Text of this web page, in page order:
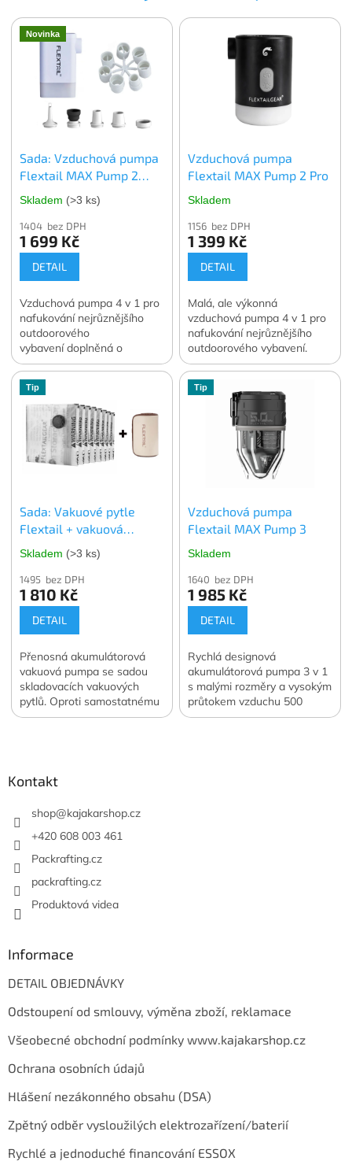
Novinka
Sada: Vzduchová pumpa
Flextail MAX Pump 2
Plus + univerzální
redukce s příčkou
Skladem (>3 ks)
1404 bez DPH
1 699 Kč
DETAIL
Vzduchová pumpa 4 v 1 pro
nafukování nejrůznějšího
outdoorového
vybavení doplněná o
univerzální redukci s příčkou
pro packrafty ROBfin ale i
jiné lodě s Push-Push
ventilem. . Navíc funkce
svítilny, powerbanky a
vakuové pumpy. Váha 190
g. Oficiální česká a
slovenská distribuce.
Vzduchová pumpa
Flextail MAX Pump 2 Pro
Skladem
1156 bez DPH
1 399 Kč
DETAIL
Malá, ale výkonná
vzduchová pumpa 4 v 1 pro
nafukování nejrůznějšího
outdoorového vybavení.
Navíc funkce svítilny,
powerbanky a vakuové
pumpy. Váha 160 g.
Oficiální česká a slovenská
distribuce.
Tip
Sada: Vakuové pytle
Flextail + vakuová
pumpa Flextail MAX
Vacuum Pump
Skladem (>3 ks)
1495 bez DPH
1 810 Kč
DETAIL
Přenosná akumulátorová
vakuová pumpa se sadou
skladovacích vakuových
pytlů. Oproti samostatnému
nákupu ušetříte 400 Kč.
Tip
Vzduchová pumpa
Flextail MAX Pump 3
Skladem
1640 bez DPH
1 985 Kč
DETAIL
Rychlá designová
akumulátorová pumpa 3 v 1
s malými rozměry a vysokým
průtokem vzduchu 500
l/min. Navíc funkce svítilny a
Kontakt
shop@kajakarshop.cz
+420 608 003 461
Packrafting.cz
packrafting.cz
Produktová videa
Informace
DETAIL OBJEDNÁVKY
Odstoupení od smlouvy, výměna zboží, reklamace
Všeobecné obchodní podmínky www.kajakarshop.cz
Ochrana osobních údajů
Hlášení nezákonného obsahu (DSA)
Zpětný odběr vysloužilých elektrozařízení/baterií
Rychlé a jednoduché financování ESSOX